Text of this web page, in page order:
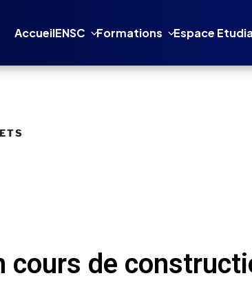
AccueilENSC Formations Espace
cours de